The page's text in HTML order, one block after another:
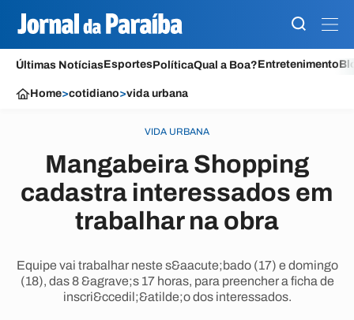
Últimas NotíciasEsportesPolíticaQual a Boa?Entretenimento
Home>cotidiano>vida urbana
VIDA URBANA
Mangabeira Shopping
cadastra interessados em
trabalhar na obra
Equipe vai trabalhar neste s&aacute;bado (17) e domingo
(18), das 8 &agrave;s 17 horas, para preencher a ficha de
inscri&ccedil;&atilde;o dos interessados.